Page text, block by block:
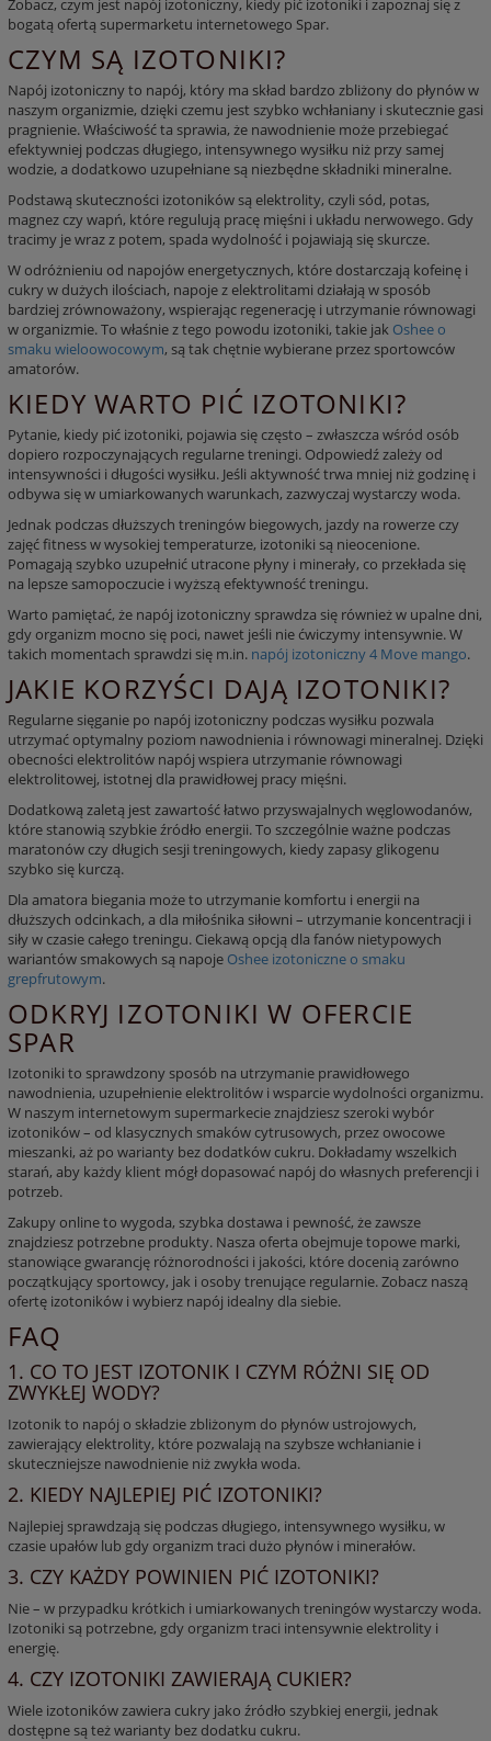
Zobacz, czym jest napój izotoniczny, kiedy pić izotoniki i zapoznaj się z
bogatą ofertą supermarketu internetowego Spar.
CZYM SĄ IZOTONIKI?
Napój izotonicznyto napój, który ma skład bardzo zbliżony do płynów w
naszym organizmie, dzięki czemu jest szybko wchłaniany i skutecznie gasi
pragnienie. Właściwość ta sprawia, że nawodnienie może przebiegać
efektywniej podczas długiego, intensywnego wysiłku niż przy samej
wodzie, a dodatkowo uzupełniane są niezbędne składniki mineralne.
Podstawą skuteczności izotonikówsą elektrolity, czyli sód, potas,
magnez czy wapń, które regulują pracę mięśni i układu nerwowego. Gdy
tracimy je wraz z potem, spada wydolność i pojawiają się skurcze.
W odróżnieniu od napojów energetycznych, które dostarczają kofeinę i
cukry w dużych ilościach, napoje z elektrolitami działają w sposób
bardziej zrównoważony, wspierając regenerację i utrzymanie równowagi
w organizmie. To właśnie z tego powodu izotoniki, takie jak Oshee o
smaku wieloowocowym, są tak chętnie wybierane przez sportowców
amatorów.
KIEDY WARTO PIĆ IZOTONIKI?
Pytanie, kiedy pić izotoniki, pojawia się często – zwłaszcza wśród osób
dopiero rozpoczynających regularne treningi. Odpowiedź zależy od
intensywności i długości wysiłku. Jeśli aktywność trwa mniej niż godzinę i
odbywa się w umiarkowanych warunkach, zazwyczaj wystarczy woda.
Jednak podczas dłuższych treningów biegowych, jazdy na rowerze czy
zajęć fitness w wysokiej temperaturze, izotoniki są nieocenione.
Pomagają szybko uzupełnić utracone płyny i minerały, co przekłada się
na lepsze samopoczucie i wyższą efektywność treningu.
Warto pamiętać, że napój izotonicznysprawdza się również w upalne dni,
gdy organizm mocno się poci, nawet jeśli nie ćwiczymy intensywnie. W
takich momentach sprawdzi się m.in. napój izotoniczny 4 Move mango.
JAKIE KORZYŚCI DAJĄ IZOTONIKI?
Regularne sięganie po napój izotoniczny podczas wysiłku pozwala
utrzymać optymalny poziom nawodnienia i równowagi mineralnej. Dzięki
obecności elektrolitów napój wspiera utrzymanie równowagi
elektrolitowej, istotnej dla prawidłowej pracy mięśni.
Dodatkową zaletą jest zawartość łatwo przyswajalnych węglowodanów,
które stanowią szybkie źródło energii. To szczególnie ważne podczas
maratonów czy długich sesji treningowych, kiedy zapasy glikogenu
szybko się kurczą.
Dla amatora biegania może to utrzymanie komfortu i energii na
dłuższych odcinkach, a dla miłośnika siłowni – utrzymanie koncentracji i
siły w czasie całego treningu. Ciekawą opcją dla fanów nietypowych
wariantów smakowych są napoje Oshee izotoniczne o smaku
grepfrutowym.
ODKRYJ IZOTONIKI W OFERCIE
SPAR
Izotoniki to sprawdzony sposób na utrzymanie prawidłowego
nawodnienia, uzupełnienie elektrolitów i wsparcie wydolności organizmu.
W naszym internetowym supermarkecie znajdziesz szeroki wybór
izotoników– od klasycznych smaków cytrusowych, przez owocowe
mieszanki, aż po warianty bez dodatków cukru. Dokładamy wszelkich
starań, aby każdy klient mógł dopasować napój do własnych preferencji i
potrzeb.
Zakupy online to wygoda, szybka dostawa i pewność, że zawsze
znajdziesz potrzebne produkty. Nasza oferta obejmuje topowe marki,
stanowiące gwarancję różnorodności i jakości, które docenią zarówno
początkujący sportowcy, jak i osoby trenujące regularnie. Zobacz naszą
ofertę izotoników i wybierz napój idealny dla siebie.
FAQ
1. CO TO JEST IZOTONIK I CZYM RÓŻNI SIĘ OD
ZWYKŁEJ WODY?
Izotonik to napój o składzie zbliżonym do płynów ustrojowych,
zawierający elektrolity, które pozwalają na szybsze wchłanianie i
skuteczniejsze nawodnienie niż zwykła woda.
2. KIEDY NAJLEPIEJ PIĆ IZOTONIKI?
Najlepiej sprawdzają się podczas długiego, intensywnego wysiłku, w
czasie upałów lub gdy organizm traci dużo płynów i minerałów.
3. CZY KAŻDY POWINIEN PIĆ IZOTONIKI?
Nie – w przypadku krótkich i umiarkowanych treningów wystarczy woda.
Izotoniki są potrzebne, gdy organizm traci intensywnie elektrolity i
energię.
4. CZY IZOTONIKI ZAWIERAJĄ CUKIER?
Wiele izotoników zawiera cukry jako źródło szybkiej energii, jednak
dostępne są też warianty bez dodatku cukru.